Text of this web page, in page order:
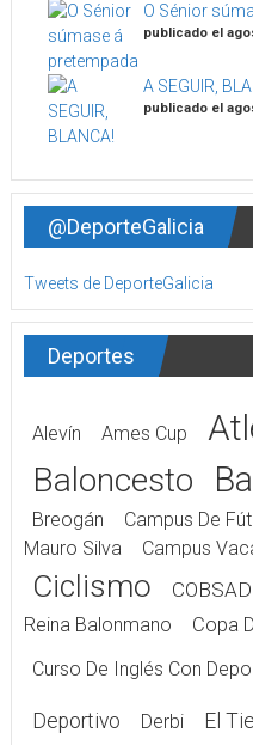
O Sénior
publicado el
A SEGUIR,
publicado el
@DeporteGalicia
Tweets de DeporteGalicia
Deportes
Alevín Ames Cup
Baloncesto
Breogán
Campus De
Mauro Silva
Campus
Ciclismo COBSAD
Reina Balonmano
Copa
Curso De Inglés Con
Deportivo Derbi El